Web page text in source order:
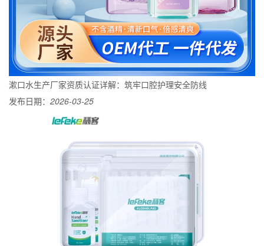
漱口水生产厂家资质认证详解：筑牢口腔护理安全防线
发布日期： 2026-03-25